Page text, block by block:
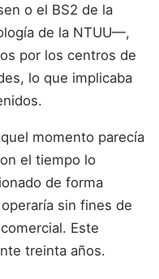
o el BS2 de la
de la NTUU—,
por los centros de
lo que implicaba
momento parecía
el tiempo lo
de forma
sin fines de
Este
treinta años.